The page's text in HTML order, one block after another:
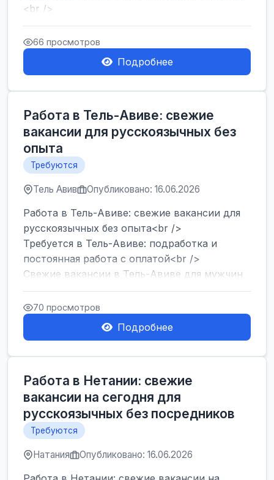
<br />
Работа в Нетании на мебельном
производстве: требу...
66 просмотров
Подробнее
Работа в Тель-Авиве: свежие
вакансии для русскоязычных без
опыта
Требуются
Тель Авив Опубликовано: 16.06.2026
Работа в Тель-Авиве: свежие вакансии для
русскоязычных без опыта<br />
Требуется в Тель-Авиве: подработка и
постоянная работа с оплатой<br />
Свежие вакансии в Тель-Авиве для мужчин
и женщин от хозя...
70 просмотров
Подробнее
Работа в Нетании: свежие
вакансии на сегодня для
русскоязычных без посредников
Требуются
Натания Опубликовано: 16.06.2026